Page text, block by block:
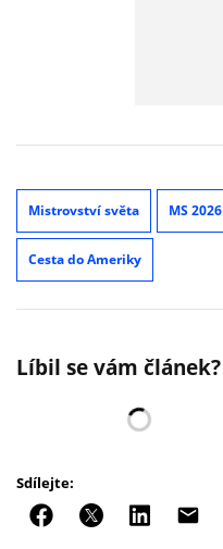
Mistrovství světa MS 2026
Cesta do Ameriky
Líbil se vám článek?
Sdílejte: